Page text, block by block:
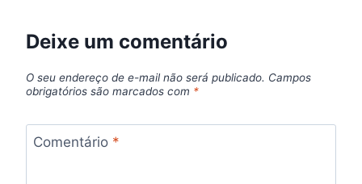
Deixe um comentário
O seu endereço de e-mail não será publicado. Campos
obrigatórios são marcados com *
Comentário *